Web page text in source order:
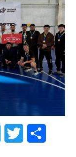
Messenger
Twitter